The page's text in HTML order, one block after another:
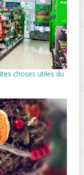
choses utiles du